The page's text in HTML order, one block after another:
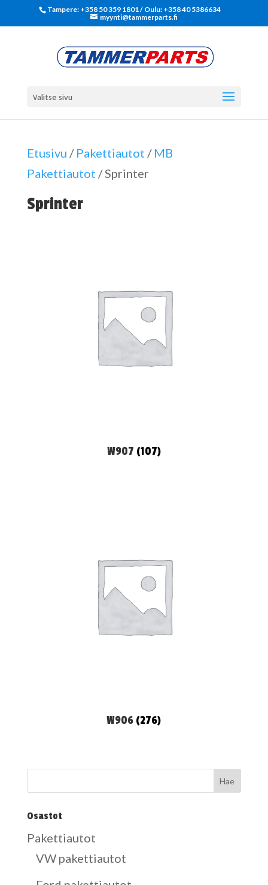
Tampere: +358 50 359 1801‬ / Oulu: +358 40 5386634
myynti@tammerparts.fi
Valitse sivu
Etusivu / Pakettiautot / MB
Pakettiautot / Sprinter
Sprinter
W907 (107)
W906 (276)
Osastot
Pakettiautot
VW pakettiautot